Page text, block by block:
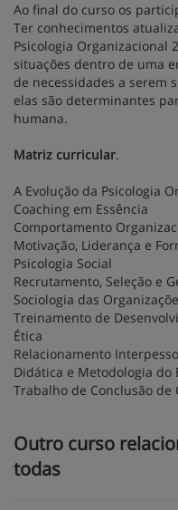
Ao final do curso os
Ter conhecimentos
Psicologia
situações dentro de uma
de necessidades a serem
elas são determinantes
humana.
Matriz curricular.
A Evolução da Psicologia
Coaching em Essência
Comportamento
Motivação, Liderança e
Psicologia Social
Recrutamento, Seleção e
Sociologia das
Treinamento de
Ética
Relacionamento
Didática e Metodologia do
Trabalho de Conclusão de
Outro curso
todas